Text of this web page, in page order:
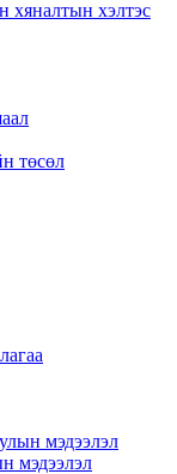
хяналтын хэлтэс
төсөл
мэдээлэл
мэдээлэл